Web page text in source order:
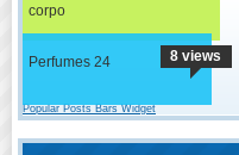
corpo
Perfumes 24 8 views
Popular Posts Bars Widget